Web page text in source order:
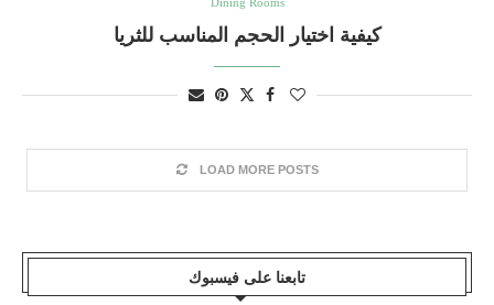
كيفية اختيار الحجم المناسب للثريا
LOAD MORE POSTS
تابعنا على فيسبوك